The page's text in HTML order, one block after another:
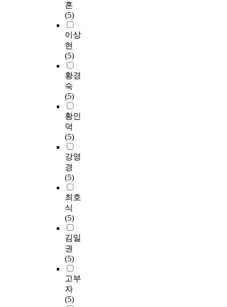
흔
(5)
이상
현
(5)
황경
숙
(5)
황인
덕
(5)
강영
경
(5)
최호
식
(5)
김일
권
(5)
고부
자
(5)